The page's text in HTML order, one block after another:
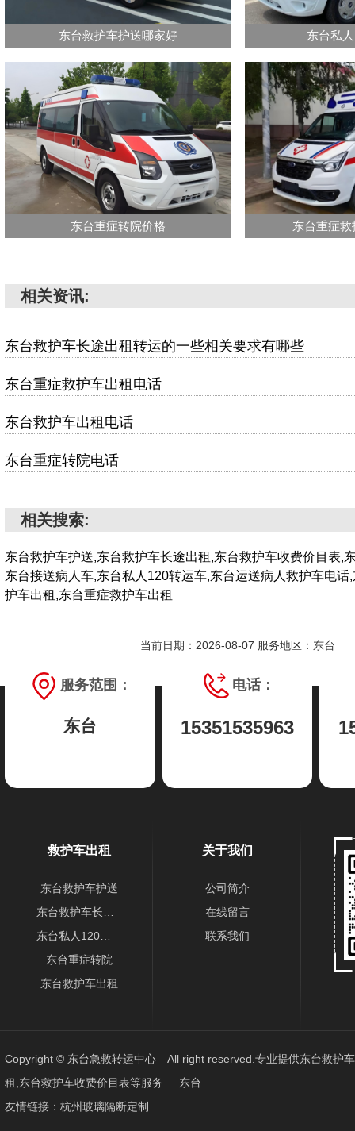
东台救护车护送哪家好 东台私
东台重症转院价格 东台重症
相关资讯:
东台救护车长途出租转运的一些相关要求有哪些
东台重症救护车出租电话
东台救护车出租电话
东台重症转院电话
相关搜索:
东台救护车护送,东台救护车长途出租,东台救护车收费价目表,
东台接送病人车,东台私人120转运车,东台运送病人救护车电话
护车出租,东台重症救护车出租
当前日期：2026-08-07 服务地区：东台
服务范围：
东台
电话：
15351535963
救护车出租
东台救护车护送
东台重症转院
东台救护车出租
关于我们
公司简介
在线留言
联系我们
Copyright © 东台急救转运中心 All right reserved.专业提供东台救护
租,东台救护车收费价目表等服务
东台
友情链接： 杭州玻璃隔断定制